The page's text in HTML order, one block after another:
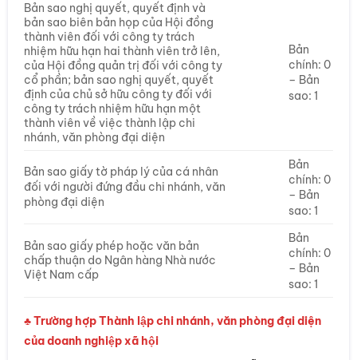
Bản sao nghị quyết, quyết định và
bản sao biên bản họp của Hội đồng
thành viên đối với công ty trách
nhiệm hữu hạn hai thành viên trở lên,
của Hội đồng quản trị đối với công ty
cổ phần; bản sao nghị quyết, quyết
định của chủ sở hữu công ty đối với
công ty trách nhiệm hữu hạn một
thành viên về việc thành lập chi
nhánh, văn phòng đại diện
Bản
chính: 0
– Bản
sao: 1
Bản sao giấy tờ pháp lý của cá nhân
đối với người đứng đầu chi nhánh, văn
phòng đại diện
Bản
chính: 0
– Bản
sao: 1
Bản sao giấy phép hoặc văn bản
chấp thuận do Ngân hàng Nhà nước
Việt Nam cấp
Bản
chính: 0
– Bản
sao: 1
♣ Trường hợp Thành lập chi nhánh, văn phòng đại diện
của doanh nghiệp xã hội